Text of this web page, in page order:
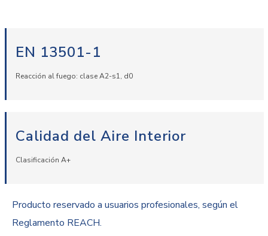
EN 13501-1
Reacción al fuego: clase A2-s1, d0
Calidad del Aire Interior
Clasificación A+
Producto reservado a usuarios profesionales, según el
Reglamento REACH.